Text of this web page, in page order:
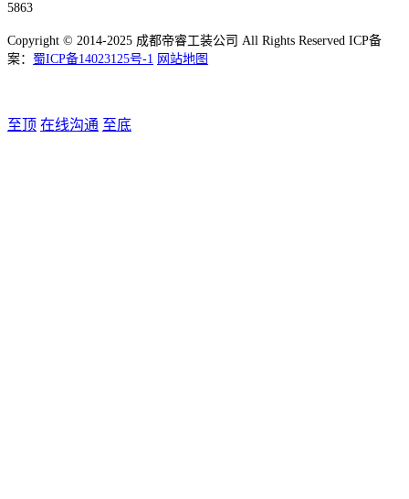
5863
Copyright © 2014-2025 成都帝睿工装公司 All Rights Reserved ICP备
案： 蜀ICP备14023125号-1 网站地图
至顶 在线沟通 至底